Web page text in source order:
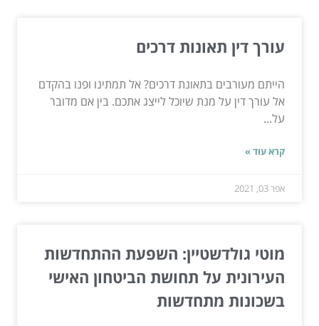
עורך דין תאונות דרכים
הייתם מעורבים בתאונת דרכים? אל תמתינו ופנו בהקדם
אל עורך דין על מנת שיוכל לייצג אתכם. בין אם מדובר
על...
קרא עוד »
אפר 03, 2021
מוטי גולדשטיין: השפעת ההתחדשות
העירונית על תחושת הביטחון האישי
בשכונות מתחדשות